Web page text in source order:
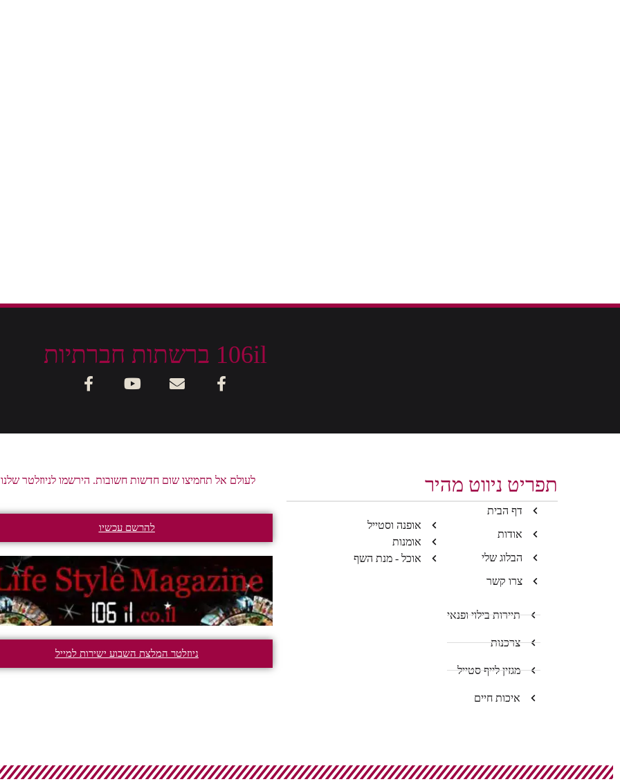
106il ברשתות חברתיות
תפריט ניווט מהיר
דף הבית
אודות
הבלוג שלי
צרו קשר
אופנה וסטייל
אומנות
אוכל - מנת השף
תיירות בילוי ופנאי
צרכנות
מגזין לייף סטייל
איכות חיים
לעולם אל תחמיצו שום חדשות חשובות. הירשמו לניוזלטר
להרשם עכשיו
ניוזלטר המלצת השבוע ישירות למייל